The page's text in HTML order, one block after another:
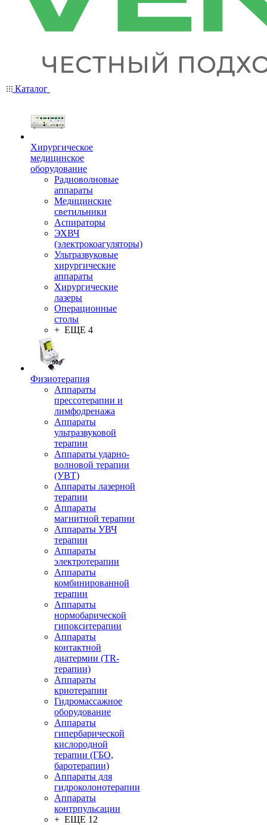
Каталог
Хирургическое
медицинское
оборудование
Радиоволновые
аппараты
Медицинские
светильники
Аспираторы
ЭХВЧ
(электрокоагуляторы)
Ультразвуковые
хирургические
аппараты
Хирургические
лазеры
Операционные
столы
+ ЕЩЕ 4
Физиотерапия
Аппараты
прессотерапии и
лимфодренажа
Аппараты
ультразвуковой
терапии
Аппараты ударно-
волновой терапии
(УВТ)
Аппараты лазерной
терапии
Аппараты
магнитной терапии
Аппараты УВЧ
терапии
Аппараты
электротерапии
Аппараты
комбинированной
терапии
Аппараты
нормобарической
гипокситерапии
Аппараты
контактной
диатермии (TR-
терапии)
Аппараты
криотерапии
Гидромассажное
оборудование
Аппараты
гипербарической
кислородной
терапии (ГБО,
баротерапии)
Аппараты для
гидроколонотерапии
Аппараты
контрпульсации
+ ЕЩЕ 12